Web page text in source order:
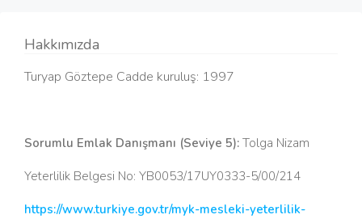
Hakkımızda
Turyap Göztepe Cadde kuruluş: 1997
Sorumlu Emlak Danışmanı (Seviye 5): Tolga Nizam
Yeterlilik Belgesi No: YB0053/17UY0333-5/00/214
https://www.turkiye.gov.tr/myk-mesleki-yeterlilik-